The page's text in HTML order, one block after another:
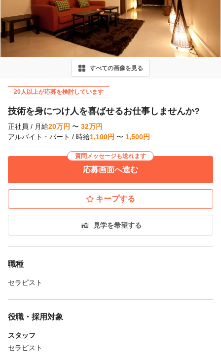
すべての画像を見る
20人以上が応募を検討しています
技術を身につけ人を喜ばせるお仕事しませんか?
正社員 / 月給20万円 〜 32万円
アルバイト・パート / 時給1,100円 〜 1,500円
質問メッセージも送れます
応募画面へ進む
キープする
見学を希望する
職種
セラピスト
役職・採用対象
スタッフ
セラピスト